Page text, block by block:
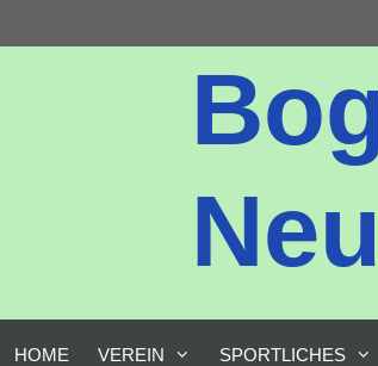
Inhalt
HOME VEREIN SPORTLICHES